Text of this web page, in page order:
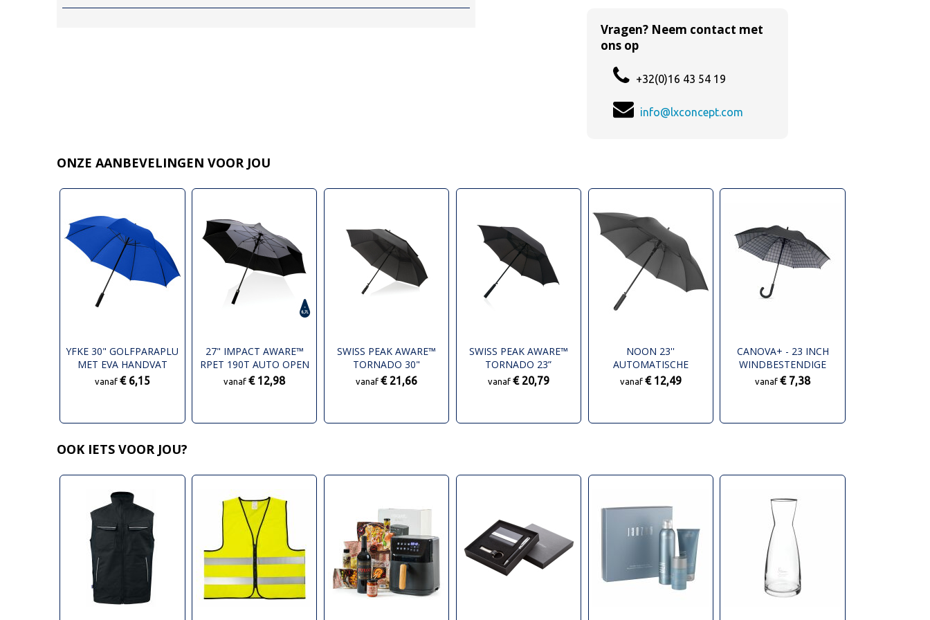
Vragen? Neem contact met
ons op
+32(0)16 43 54 19
info@lxconcept.com
ONZE AANBEVELINGEN VOOR JOU
YFKE 30" GOLFPARAPLU
MET EVA HANDVAT
vanaf € 6,15
27" IMPACT AWARE™
RPET 190T AUTO OPEN
STORMPROOF PARAPLU
vanaf€ 12,98
SWISS PEAK AWARE™
TORNADO 30"
STORMPARAPLU
vanaf€ 21,66
SWISS PEAK AWARE™
TORNADO 23”
STORMPARAPLU
vanaf € 20,79
NOON 23''
AUTOMATISCHE
STORMPARAPLU
vanaf € 12,49
CANOVA+ - 23 INCH
WINDBESTENDIGE
PARAPLU
vanaf€ 7,38
OOK IETS VOOR JOU?